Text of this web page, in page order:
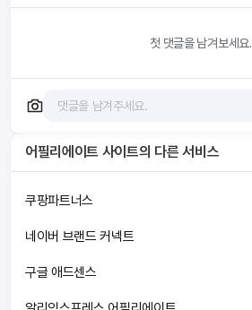
첫 댓글을 남겨보세요.
어필리에이트 사이트의 다른 서비스
쿠팡파트너스
네이버 브랜드 커넥트
구글 애드센스